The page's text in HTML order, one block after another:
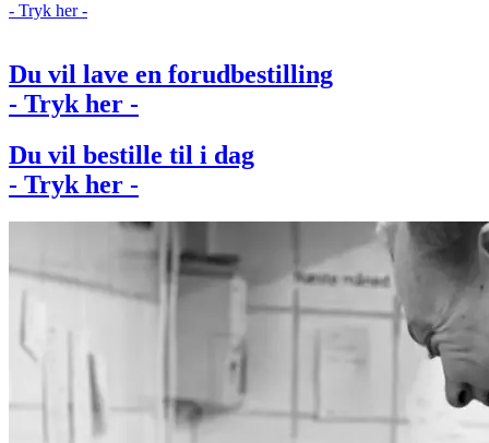
- Tryk her -
Du vil lave en forudbestilling
- Tryk her -
Du vil bestille til i dag
- Tryk her -